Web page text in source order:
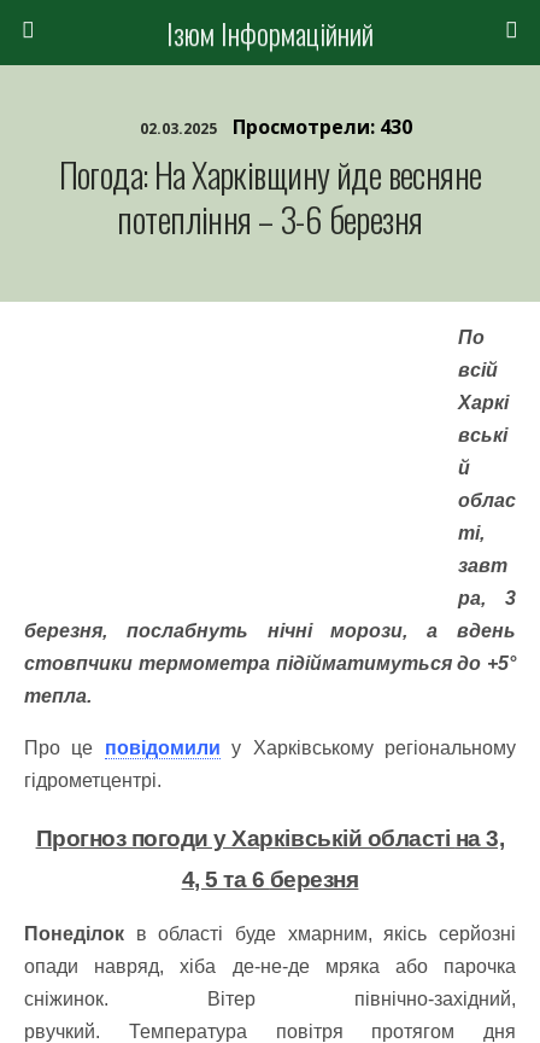
Ізюм Інформаційний
02.03.2025 Просмотрели: 430
Погода: На Харківщину йде весняне
потепління – 3-6 березня
По
всій
Харкі
вські
й
облас
ті,
завт
ра, 3
березня, послабнуть нічні морози, а вдень
стовпчики термометра підійматимуться до +5°
тепла.
Про це повідомили у Харківському регіональному
гідрометцентрі.
Прогноз погоди у Харківській області на 3,
4, 5 та 6 березня
Понеділок в області буде хмарним, якісь серйозні
опади навряд, хіба де-не-де мряка або парочка
сніжинок.
Вітер північно-західний,
рвучкий. Температура повітря протягом дня